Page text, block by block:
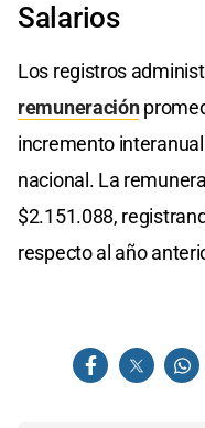
Salarios
Los registros
remuneración
incremento interanual
nacional. La
$2.151.088,
respecto al año